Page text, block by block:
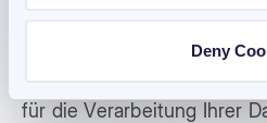
Deny
Einwilligung zur
für die Verarbeitung Ihrer